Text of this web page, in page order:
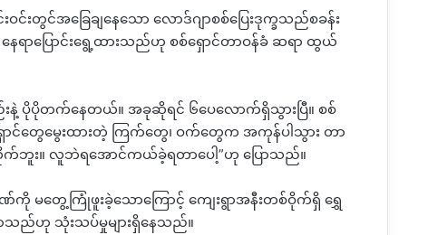
ဝင်းတွင်အခြေချနေသော လောဒ်ဂျာစစ်ပြေးဒုက္ခသည်စခန်း
ာပြောင်းရွေ့ထားသည်ဟု စစ်ရှောင်တာဝန်ခံ ဆရာ ထွယ်
နဲ့ ပိုပိုတက်နေတယ်။ အခုဆိုရင် ၆ပေလောက်ရှိသွားပြီ။ စစ်
ောင်တွေမွေးထားတဲ့ ကြက်တွေ၊ ဝက်တွေက အကုန်ပါသွား တာ
ဘူး။ လူဘဲရအောင်ကယ်ခဲ့ရတာပေါ့”ဟု ပြောသည်။
မတွေ့ကြုံဖူးခဲ့သောကြောင့် ကျေးရွာအနီးတစ်ဝိုက်ရှိ ရွှေ
ည်ဟု သုံးသပ်မှုများရှိနေသည်။